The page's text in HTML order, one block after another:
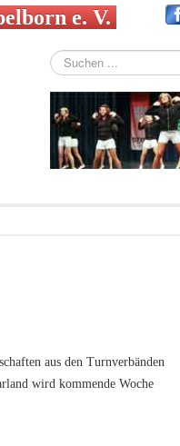
e. V.
Suchen
...
aus den Turnverbänden
wird kommende Woche